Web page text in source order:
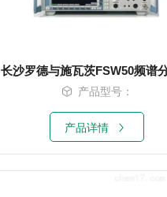
长沙罗德与施瓦茨FSW50频谱
产品型号：
产品详情